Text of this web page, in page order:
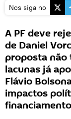
Nos siga no
A PF deve
de Daniel
proposta
lacunas já
Flávio
impactos